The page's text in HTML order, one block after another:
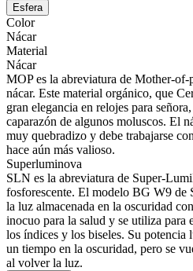
Esfera
Color
Nácar
Material
Nácar
MOP es la abreviatura de Mother-
nácar. Este material orgánico, que
gran elegancia en relojes para
caparazón de algunos moluscos. El
muy quebradizo y debe trabajarse
hace aún más valioso.
Superluminova
SLN es la abreviatura de Super-
fosforescente. El modelo BG W9 de
la luz almacenada en la oscuridad
inocuo para la salud y se utiliza para
los índices y los biseles. Su potencia
un tiempo en la oscuridad, pero se
al volver la luz.